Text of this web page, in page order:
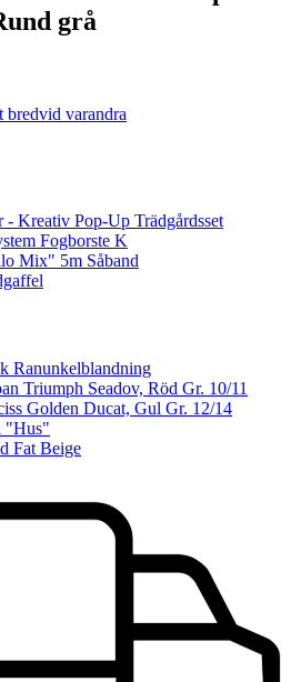
grå
bredvid varandra
- Kreativ Pop-Up Trädgårdsset
Fogborste K
Mix" 5m Såband
Ranunkelblandning
Triumph Seadov, Röd Gr. 10/11
Golden Ducat, Gul Gr. 12/14
"Hus"
Fat Beige